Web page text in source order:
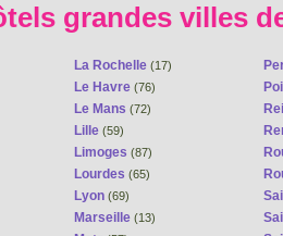
grandes villes
La Rochelle (17)
Le Havre (76)
Le Mans (72)
Lille (59)
Limoges (87)
Lourdes (65)
Lyon (69)
Marseille (13)